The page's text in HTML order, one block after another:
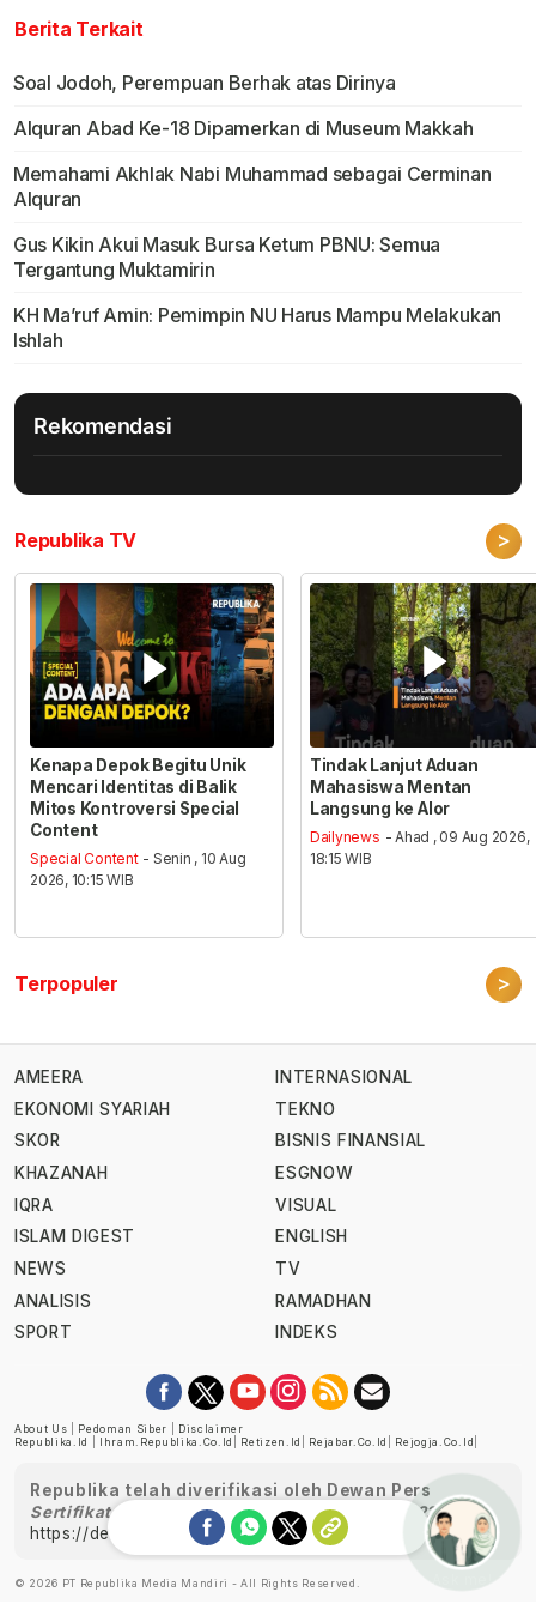
Berita Terkait
Soal Jodoh, Perempuan Berhak atas Dirinya
Alquran Abad Ke-18 Dipamerkan di Museum Makkah
Memahami Akhlak Nabi Muhammad sebagai Cerminan
Alquran
Gus Kikin Akui Masuk Bursa Ketum PBNU: Semua
Tergantung Muktamirin
KH Ma’ruf Amin: Pemimpin NU Harus Mampu Melakukan
Ishlah
Rekomendasi
Republika TV >
Kenapa Depok Begitu Unik
Mencari Identitas di Balik
Mitos Kontroversi Special
Content
Special Content - Senin , 10 Aug
2026, 10:15 WIB
Tindak Lanjut Aduan
Mahasiswa Mentan
Langsung ke Alor
Dailynews - Ahad , 09 Aug 2026,
18:15 WIB
Terpopuler >
AMEERA
EKONOMI SYARIAH
SKOR
KHAZANAH
IQRA
ISLAM DIGEST
NEWS
ANALISIS
SPORT
INTERNASIONAL
TEKNO
BISNIS FINANSIAL
ESGNOW
VISUAL
ENGLISH
TV
RAMADHAN
INDEKS
About Us Pedoman Siber
Disclaimer
Republika.id
Ihram.republika.co.id Retizen.id Rejabar.co.id Rejogja.co.id
Republika telah diverifikasi oleh Dewan Pers
Sertifikat Nomor 1058/DP-Verifikasi/K/XII/2022
https://dewanpers.or.id/data/perusahaanpers
© 2026 PT Republika Media Mandiri - All Rights Reserved.